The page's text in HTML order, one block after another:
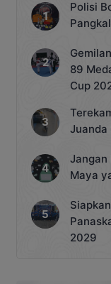
Polisi
89
Cup
Juanda
Jangan
Maya
2029